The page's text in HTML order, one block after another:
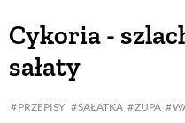
Cykoria -
sałaty
PRZEPISY SAŁATKA ZUPA